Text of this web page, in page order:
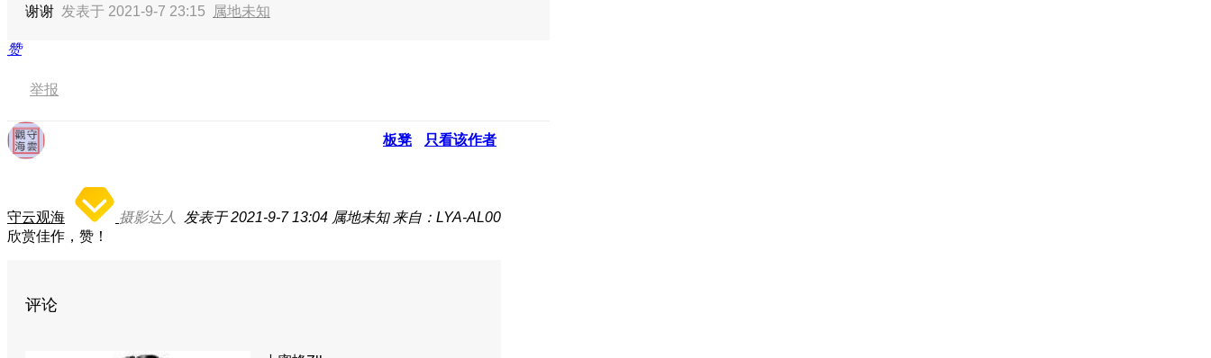
谢谢 发表于 2021-9-7 23:15 属地未知
赞
举报
板凳 只看该作者
守云观海 摄影达人 发表于 2021-9-7 13:04 属地未知 来自：LYA-AL00
欣赏佳作，赞！
评论